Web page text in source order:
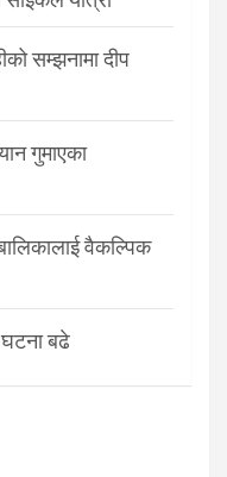
सम्झनामा दीप
गुमाएका
वैकल्पिक
घटना बढे